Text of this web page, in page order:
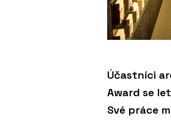
Účastníci
Award se
Své práce